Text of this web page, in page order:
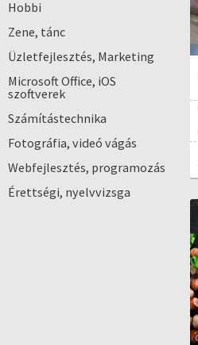
Hobbi
Zene, tánc
Üzletfejlesztés, Marketing
Microsoft Office, iOS
szoftverek
Számítástechnika
Fotográfia, videó vágás
Webfejlesztés, programozás
Érettségi, nyelvvizsga